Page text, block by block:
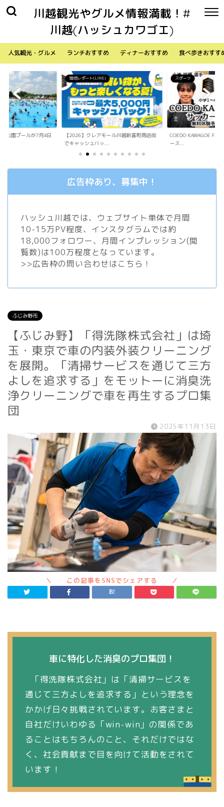
川越観光やグルメ情報満載！#
川越(ハッシュカワゴエ)
人気観光・グルメ ランチおすすめ ディナーおすすめ 食べ歩きおすす
ル川越新富町商店街
スポーツ
COEDO KAWAGOE F.Cが小学生向けサッカ
ース...
生活
「Sky Walker 7058」
内ア...
広告枠あり、募集中！
ハッシュ川越では、ウェブサイト単体で月間
10-15万PV程度、 インスタグラムでは約
18,000フォロワー、月間インプレッション(閲
覧数)は100万程度となっています。
>>広告枠の問い合わせはこちら！
ふじみ野市
【ふじみ野】「得洗隊株式会社」は埼
玉・東京で車の内装外装クリーニング
を展開。「清掃サービスを通じて三方
よしを追求する」をモットーに消臭洗
浄クリーニングで車を再生するプロ集
団
2025年11月13日
車に特化した消臭のプロ集団！
「得洗隊株式会社」は「清掃サービスを
通じて三方よしを追求する」という理念を
かかげ日々挑戦されています。お客さまと
自社だけいわゆる「win-win」の関係であ
ることはもちろんのこと、それだけではな
く、社会貢献まで目を向けて活動をされて
います！